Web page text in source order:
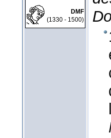
DMF
(1330 - 1500)